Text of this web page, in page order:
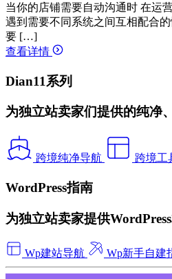
当你的店铺需要自动沟通时 在运
遇到需要不同系统之间互相配合
要 […]
查看详情
Dian11系列
为独立站卖家们提供的纯净
跨境纯净导航 跨境工
WordPress指南
为独立站卖家提供
Wp建站导航 Wp新手自建